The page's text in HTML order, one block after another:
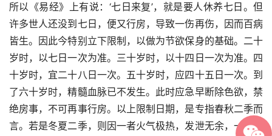
所以《易经》上有说：‘七日来复’，就是要人休养七日。但
许多世人还没到七日，便又行房，导致一伤再伤，因而百病
皆生。因此今特别立下限制，以做为节欲保身的基础。二十
岁时，以七日一次为准。三十岁时，以十四日一次为准。四
十岁时，宜二十八日一次。五十岁时，应四十五日一次。到
了六十岁时，精髓血脉已不发生。此时应急早断除色欲，禁
绝房事，不可再事行房。以上限制日期，是专指春秋二季而
言。若是冬夏二季，则因一者火气极热，发泄无余，一者水